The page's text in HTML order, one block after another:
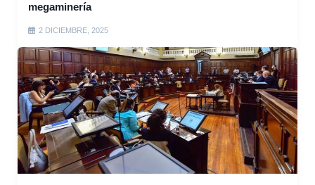
megaminería
2 DICIEMBRE, 2025